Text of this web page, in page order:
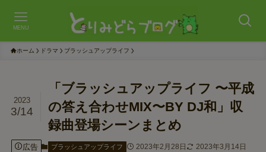
MENU
ホーム ドラマ ブラッシュアップライフ
「ブラッシュアップライフ 〜平成
の答え合わせMIX〜BY DJ和」収
録曲登場シーンまとめ
2023
3/14
広告 ブラッシュアップライフ 2023年2月28日 2023年3月14日